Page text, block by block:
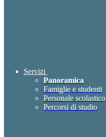
Servizi
Panoramica
Famiglie e studenti
Personale scolastico
Percorsi di studio